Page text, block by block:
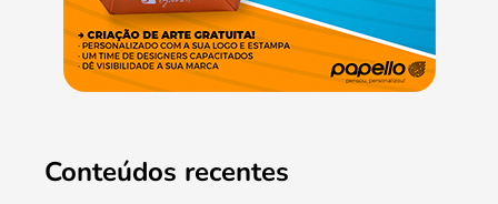
Conteúdos recentes